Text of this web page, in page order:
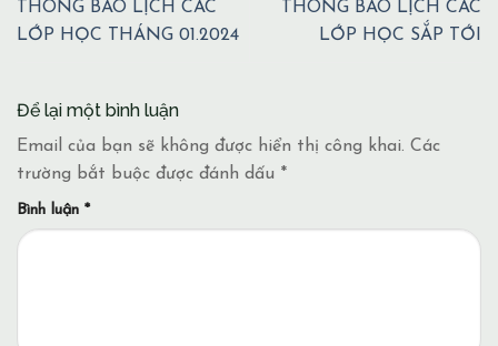
THÔNG BÁO LỊCH CÁC
LỚP HỌC THÁNG 01.2024
THÔNG BÁO LỊCH CÁC
LỚP HỌC SẮP TỚI
Để lại một bình luận
Email của bạn sẽ không được hiển thị công khai. Các
trường bắt buộc được đánh dấu *
Bình luận *